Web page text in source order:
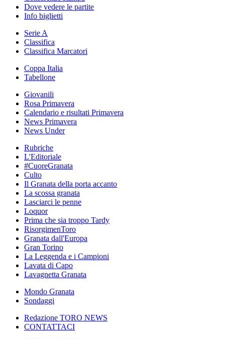
Dove vedere le partite
Info biglietti
Serie A
Classifica
Classifica Marcatori
Coppa Italia
Tabellone
Giovanili
Rosa Primavera
Calendario e risultati Primavera
News Primavera
News Under
Rubriche
L'Editoriale
#CuoreGranata
Culto
Il Granata della porta accanto
La scossa granata
Lasciarci le penne
Loquor
Prima che sia troppo Tardy
RisorgimenToro
Granata dall'Europa
Gran Torino
La Leggenda e i Campioni
Lavata di Capo
Lavagnetta Granata
Mondo Granata
Sondaggi
Redazione TORO NEWS
CONTATTACI